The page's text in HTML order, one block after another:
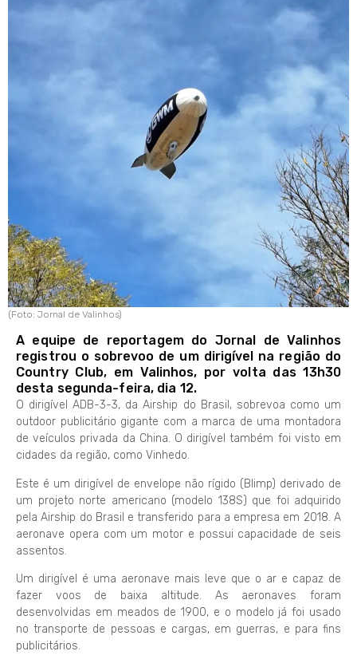
(Foto: Jornal de Valinhos)
A equipe de reportagem do Jornal de Valinhos
registrou o sobrevoo de um dirigível na região do
Country Club, em Valinhos, por volta das 13h30
desta segunda-feira, dia 12.
O dirigível ADB-3-3, da Airship do Brasil, sobrevoa como um
outdoor publicitário gigante com a marca de uma montadora
de veículos privada da China. O dirigível também foi visto em
cidades da região, como Vinhedo.
Este é um dirigível de envelope não rígido (Blimp) derivado de
um projeto norte americano (modelo 138S) que foi adquirido
pela Airship do Brasil e transferido para a empresa em 2018. A
aeronave opera com um motor e possui capacidade de seis
assentos.
Um dirigível é uma aeronave mais leve que o ar e capaz de
fazer voos de baixa altitude. As aeronaves foram
desenvolvidas em meados de 1900, e o modelo já foi usado
no transporte de pessoas e cargas, em guerras, e para fins
publicitários.